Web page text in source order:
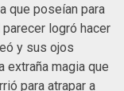
que poseían para
parecer logró hacer
y sus ojos
extraña magia que
para atrapar a